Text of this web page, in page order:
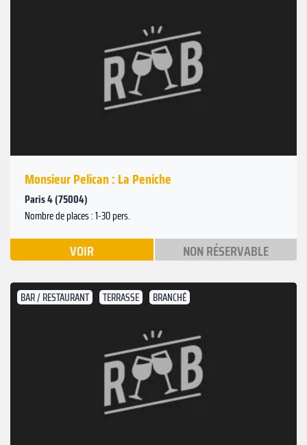
Monsieur Pelican : La Peniche
Paris 4 (75004)
Nombre de places : 1-30 pers.
VOIR NON RÉSERVABLE
BAR / RESTAURANT TERRASSE BRANCHÉ